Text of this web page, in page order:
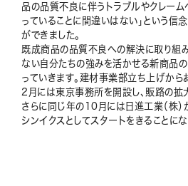
品の品質不良に伴うトラブルやクレーム
っていることに間違いはない」という信
ができました。
既成商品の品質不良への解決に取り組
ない自分たちの強みを活かせる新商品
っていきます。建材事業部立ち上げか
2月には東京事務所を開設し、販路の拡
さらに同じ年の10月には日進工業（株）
シンイクスとしてスタートをきることにな